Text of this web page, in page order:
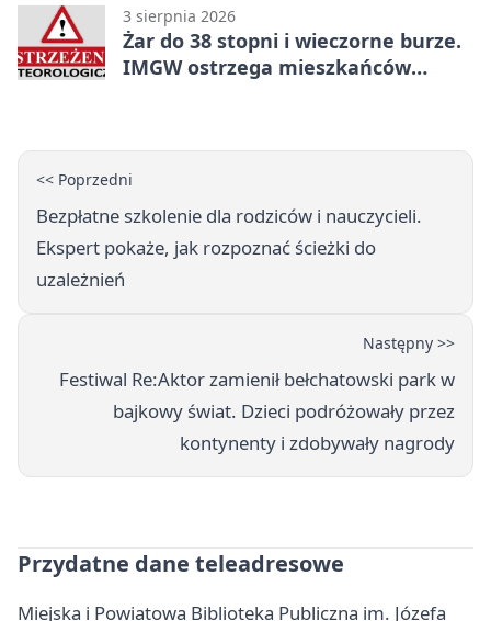
3 sierpnia 2026
Żar do 38 stopni i wieczorne burze.
IMGW ostrzega mieszkańców
<< Poprzedni
Bezpłatne szkolenie dla rodziców i nauczycieli.
Ekspert pokaże, jak rozpoznać ścieżki do
uzależnień
Następny >>
Festiwal Re:Aktor zamienił bełchatowski park w
bajkowy świat. Dzieci podróżowały przez
kontynenty i zdobywały nagrody
Przydatne dane teleadresowe
Miejska i Powiatowa Biblioteka Publiczna im. Józefa